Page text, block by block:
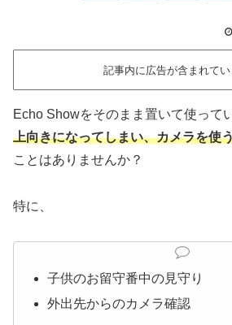
記事内に広告が含まれてい
Echo Showをそのまま置いて使って
上向きになってしまい、カメラを使
ことはありませんか？
特に、
子供のお留守番中の見守り
外出先からのカメラ確認